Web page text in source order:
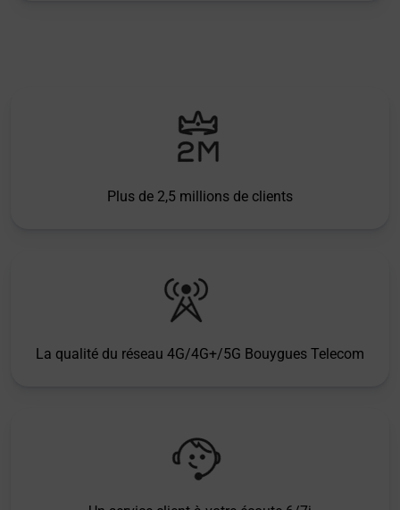
Plus de 2,5 millions de clients
La qualité du réseau 4G/4G+/5G Bouygues Telecom